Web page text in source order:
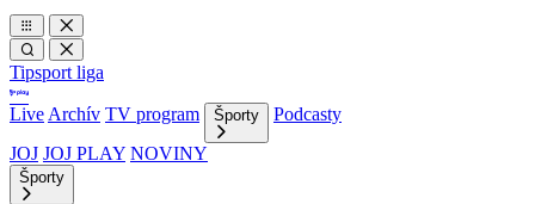
Tipsport liga
Live Archív TV program Športy
Podcasty
JOJ JOJ PLAY NOVINY
Športy